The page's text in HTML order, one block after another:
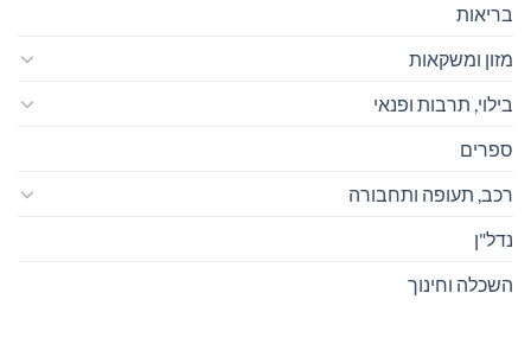
בריאות
מזון ומשקאות
בילוי, תרבות ופנאי
ספרים
רכב, תעופה ותחבורה
נדל"ן
השכלה וחינוך